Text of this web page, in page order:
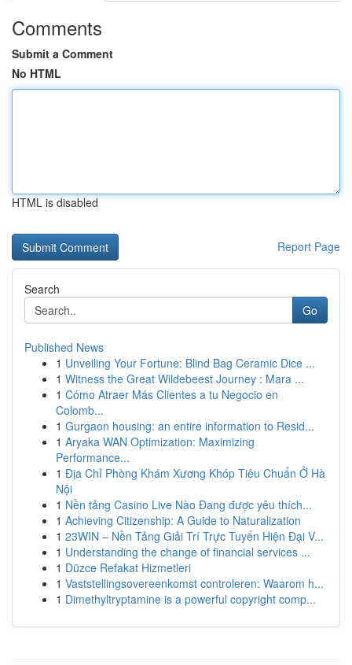
Comments
Submit a Comment
No HTML
HTML is disabled
Report Page
Search
Go
Published News
1 Unveiling Your Fortune: Blind Bag Ceramic Dice ...
1 Witness the Great Wildebeest Journey : Mara ...
1 Cómo Atraer Más Clientes a tu Negocio en
Colomb...
1 Gurgaon housing: an entire information to Resid...
1 Aryaka WAN Optimization: Maximizing
Performance...
1 Địa Chỉ Phòng Khám Xương Khóp Tiêu Chuẩn Ở Hà
Nội
1 Nền tảng Casino Live Nào Đang được yêu thích...
1 Achieving Citizenship: A Guide to Naturalization
1 23WIN – Nền Tảng Giải Trí Trực Tuyến Hiện Đại V...
1 Understanding the change of financial services ...
1 Düzce Refakat Hizmetleri
1 Vaststellingsovereenkomst controleren: Waarom h...
1 Dimethyltryptamine is a powerful copyright comp...